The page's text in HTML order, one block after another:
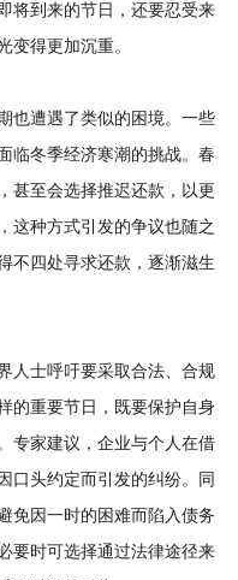
将到来的节日，还要忍受来
变得更加沉重。
遭遇了类似的困境。一些
临冬季经济寒潮的挑战。春
甚至会选择推迟还款，以更
这种方式引发的争议也随之
不四处寻求还款，逐渐滋生
士呼吁要采取合法、合规
的重要节日，既要保护自身
专家建议，企业与个人在借
口头约定而引发的纠纷。同
免因一时的困难而陷入债务
要时可选择通过法律途径来